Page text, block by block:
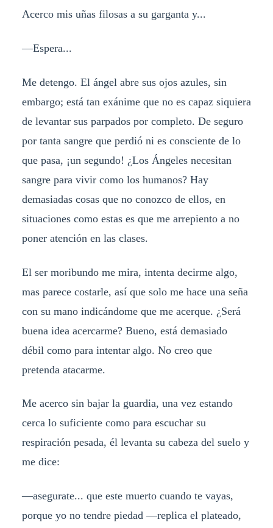
Acerco mis uñas filosas a su garganta y...
—Espera...
Me detengo. El ángel abre sus ojos azules, sin
embargo; está tan exánime que no es capaz siquiera
de levantar sus parpados por completo. De seguro
por tanta sangre que perdió ni es consciente de lo
que pasa, ¡un segundo! ¿Los Ángeles necesitan
sangre para vivir como los humanos? Hay
demasiadas cosas que no conozco de ellos, en
situaciones como estas es que me arrepiento a no
poner atención en las clases.
El ser moribundo me mira, intenta decirme algo,
mas parece costarle, así que solo me hace una seña
con su mano indicándome que me acerque. ¿Será
buena idea acercarme? Bueno, está demasiado
débil como para intentar algo. No creo que
pretenda atacarme.
Me acerco sin bajar la guardia, una vez estando
cerca lo suficiente como para escuchar su
respiración pesada, él levanta su cabeza del suelo y
me dice:
—asegurate... que este muerto cuando te vayas,
porque yo no tendre piedad —replica el plateado,